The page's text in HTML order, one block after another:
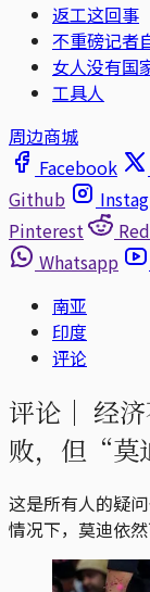
返工这回事
不重磅记者
女人没有国
工具人
周边商城
Facebook
Github
Pinterest
Whatsapp
南亚
印度
评论
评论｜ 经
败，但“莫
这是所有人的疑
情况下，莫迪依